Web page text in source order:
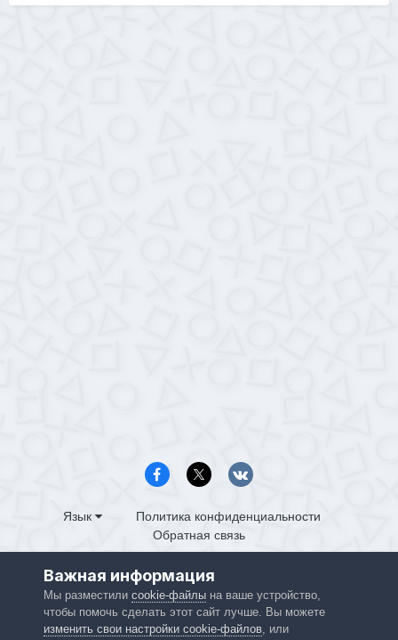
Язык
Политика конфиденциальности
Обратная связь
Powered by Invision Community
Важная информация
Мы разместили cookie-файлына ваше устройство,
чтобы помочь сделать этот сайт лучше. Вы можете
изменить свои настройки cookie-файлов, или